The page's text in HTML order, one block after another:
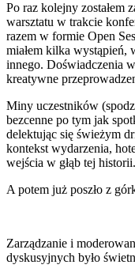
Po raz kolejny zostałem
warsztatu w trakcie
razem w formie Open
miałem kilka wystąpień,
innego. Doświadczenia
kreatywne
Miny uczestników
bezcenne po tym jak
delektując się świeżym
kontekst wydarzenia,
wejścia w głąb tej historii.
A potem już poszło z
Zarządzanie i
dyskusyjnych było